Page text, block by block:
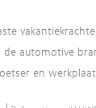
automotive
en